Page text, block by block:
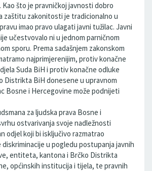
što je pravničkoj javnosti dobro
zaštitu zakonitosti je tradicionalno u
imao pravo ulagati javni tužilac. Javni
učestvovalo ni u jednom parničnom
sporu. Prema sadašnjem zakonskom
najprimjerenijim, protiv konačne
Suda BiH i protiv konačne odluke
Distrikta BiH donesene u upravnom
Bosne i Hercegovine može podnijeti
za ljudska prava Bosne i
ostvarivanja svoje nadležnosti
odjel koji bi isključivo razmatrao
u pogledu postupanja javnih
entiteta, kantona i Brčko Distrikta
općinskih institucija i tijela, te pravnih